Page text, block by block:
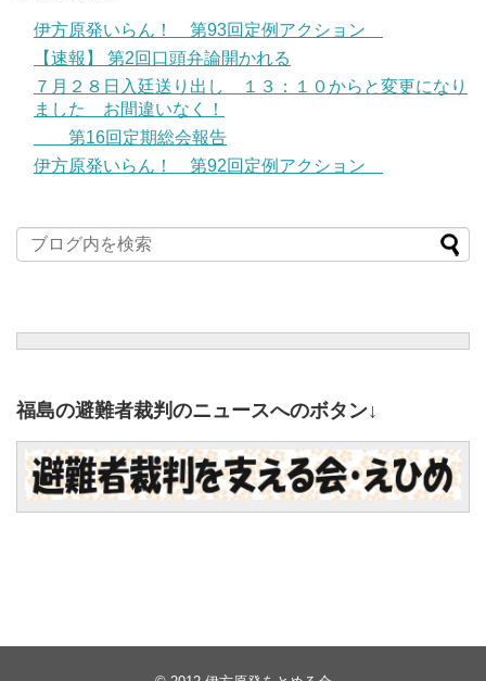
伊方原発いらん！ 第93回定例アクション
【速報】 第2回口頭弁論開かれる
７月２８日入廷送り出し １３：１０からと変更になり
ました お間違いなく！
第16回定期総会報告
伊方原発いらん！ 第92回定例アクション
福島の避難者裁判のニュースへのボタン↓